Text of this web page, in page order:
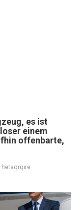
es ist
einem
offenbarte,
hetaqrqire